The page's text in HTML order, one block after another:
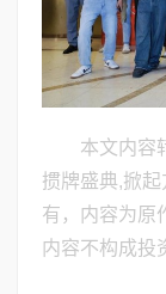
本文内容
掼牌盛典,掀
有，内容为原
内容不构成投